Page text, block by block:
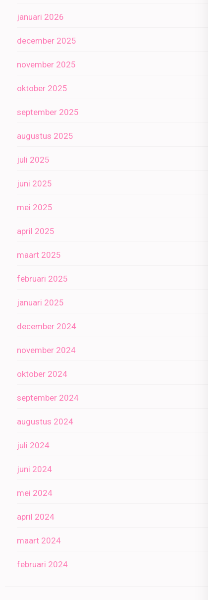
januari 2026
december 2025
november 2025
oktober 2025
september 2025
augustus 2025
juli 2025
juni 2025
mei 2025
april 2025
maart 2025
februari 2025
januari 2025
december 2024
november 2024
oktober 2024
september 2024
augustus 2024
juli 2024
juni 2024
mei 2024
april 2024
maart 2024
februari 2024